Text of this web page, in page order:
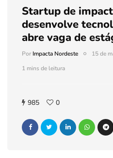
Startup de
desenvolve
abre vaga de
PorImpacta Nordeste
15 de
1 mins de leitura
985 0